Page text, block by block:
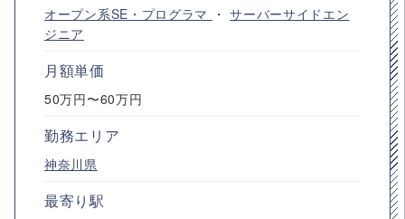
オープン系SE・プログラマ ・サーバーサイドエン
ジニア
月額単価
50万円〜60万円
勤務エリア
神奈川県
最寄り駅